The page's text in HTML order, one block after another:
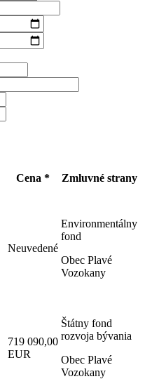
Cena * Zmluvné strany
Neuvedené
Environmentálny
fond
Obec Plavé
Vozokany
719 090,00
EUR
Štátny fond
rozvoja bývania
Obec Plavé
Vozokany